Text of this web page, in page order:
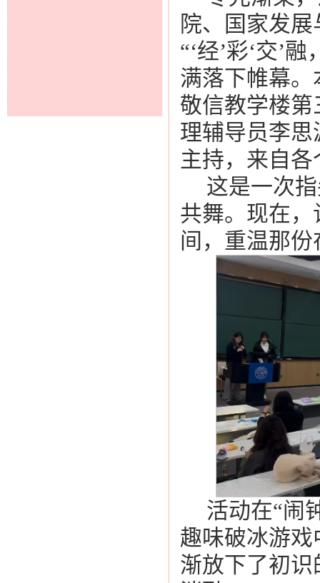
院、国家发
“‘经’彩‘交’
满落下帷幕
敬信教学楼
理辅导员李
主持，来自
这是一次
共舞。现在
间，重温那
活动在“闹
趣味破冰游
渐放下了初